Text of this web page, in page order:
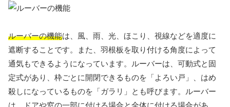
ルーバーの機能は、風、雨、光、ほこり、視線などを適度に
遮断することです。また、羽根板を取り付ける角度によって
通気もできるようになっています。ルーバーは、可動式と固
定式があり、枠ごとに開閉できるものを「よろい戸」、はめ
殺しになっているものを「ガラリ」とも呼びます。ルーバー